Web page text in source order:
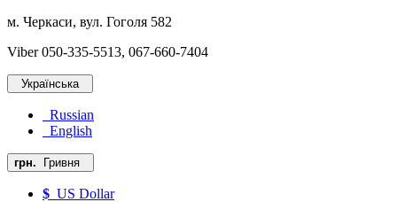
м. Черкаси, вул. Гоголя 582
Viber 050-335-5513, 067-660-7404
Українська
Russian
English
грн. Гривня
$ US Dollar